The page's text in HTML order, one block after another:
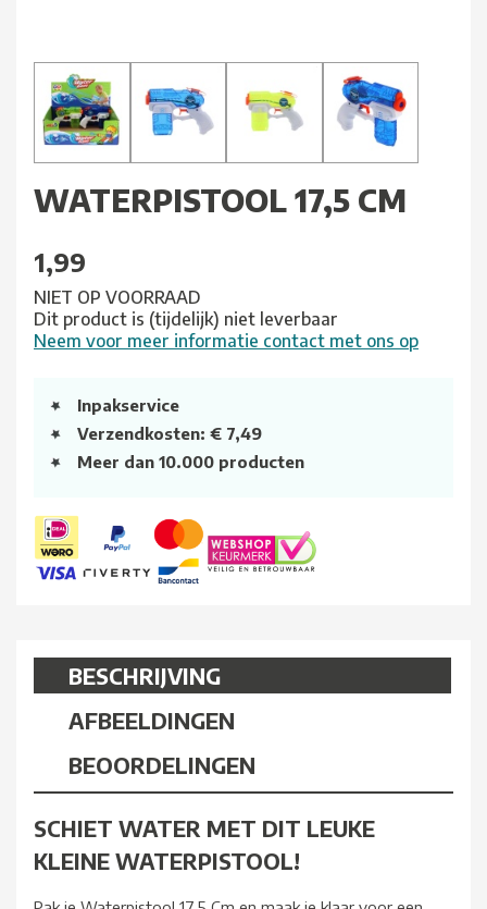
WATERPISTOOL 17,5 CM
1,99
NIET OP VOORRAAD
Dit product is (tijdelijk) niet leverbaar
Neem voor meer informatie contact met ons op
Inpakservice
Verzendkosten: € 7,49
Meer dan 10.000 producten
BESCHRIJVING
AFBEELDINGEN
BEOORDELINGEN
SCHIET WATER MET DIT LEUKE
KLEINE WATERPISTOOL!